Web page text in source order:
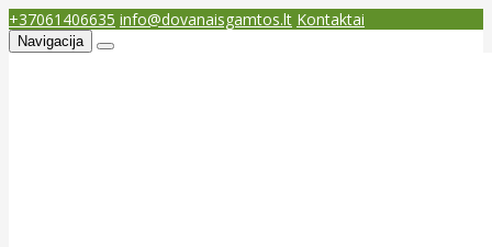
+37061406635 info@dovanaisgamtos.lt Kontaktai
Navigacija